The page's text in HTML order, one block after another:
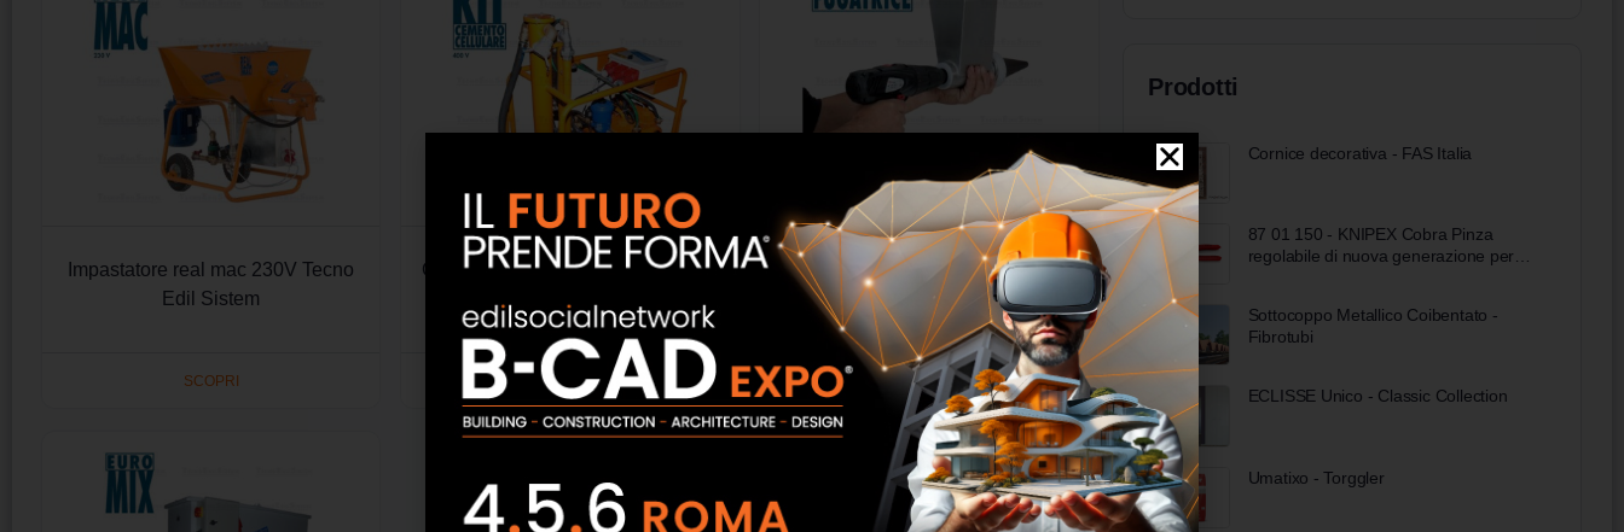
Impastatore real mac 230V Tecno
Edil Sistem
SCOPRI
Generatore di schiuma kit cemento
Tecno Edil Sistem
SCOPRI
Fugatrice Tecno Edil Sistem
SCOPRI
Prodotti
Cornice decorativa - FAS Italia
87 01 150 - KNIPEX Cobra Pinza
regolabile di nuova generazione per
Sottocoppo Metallico Coibentato -
Fibrotubi
ECLISSE Unico - Classic Collection
Umatixo - Torggler